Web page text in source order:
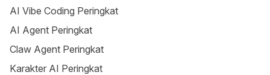
AI Vibe Coding Peringkat
AI Agent Peringkat
Claw Agent Peringkat
Karakter AI Peringkat